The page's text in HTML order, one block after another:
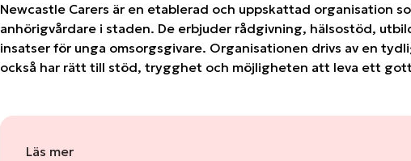
Newcastle Carers är en etablerad och uppskattad organisation
anhörigvårdare i staden. De erbjuder rådgivning, hälsostöd,
insatser för unga omsorgsgivare. Organisationen drivs av en
också har rätt till stöd, trygghet och möjligheten att leva ett
Läs mer